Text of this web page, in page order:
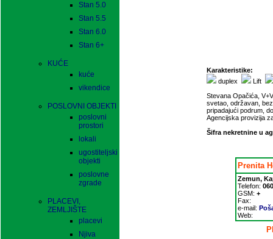
Stan 5.0
Stan 5.5
Stan 6.0
Stan 6+
KUĆE
kuće
vikendice
POSLOVNI OBJEKTI
poslovni
prostori
lokali
ugostiteljski
objekti
poslovne
zgrade
PLACEVI,
ZEMLJIŠTE
placevi
Njiva
Karakteristike:
duplex
Lift
Stevana Opačića,
svetao, održavan,
pripadajući podrum,
Agencijska provizija
Šifra nekretnine u
Prenita
Zemun,
Telefon:
GSM: +
Fax:
e-mail:
Web: